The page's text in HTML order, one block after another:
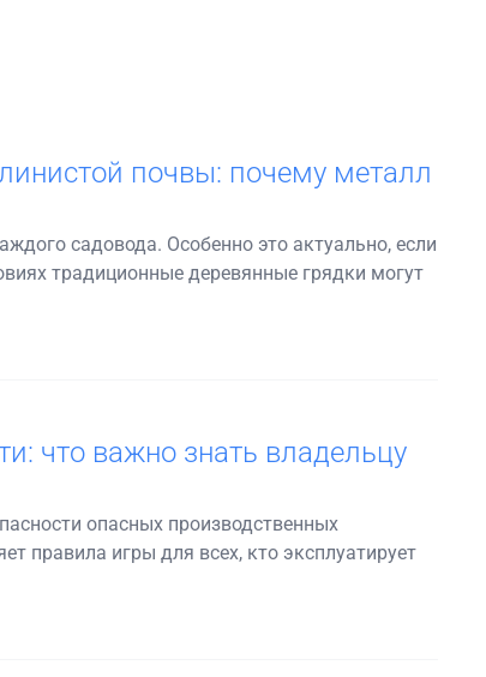
почвы: почему металл
садовода. Особенно это актуально, если
традиционные деревянные грядки могут
что важно знать владельцу
опасных производственных
правила игры для всех, кто эксплуатирует